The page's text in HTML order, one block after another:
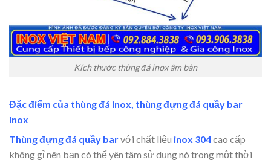
Kích thước thùng đá inox âm bàn
Đặc điểm của thùng đá inox, thùng đựng đá quầy bar
inox
Thùng đựng đá quầy barvới chất liệu inox 304cao cấp
không gỉ nên bạn có thể yên tâm sử dụng nó trong một thời